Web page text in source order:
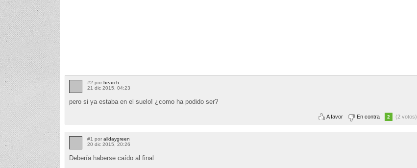
#2 por hearch
21 dic 2015, 04:23
pero si ya estaba en el suelo! ¿como ha podido ser?
A favor En contra 2 (2 votos)
#1 por alldaygreen
20 dic 2015, 20:26
Debería haberse caído al final